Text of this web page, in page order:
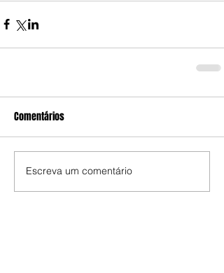
Comentários
Escreva um comentário